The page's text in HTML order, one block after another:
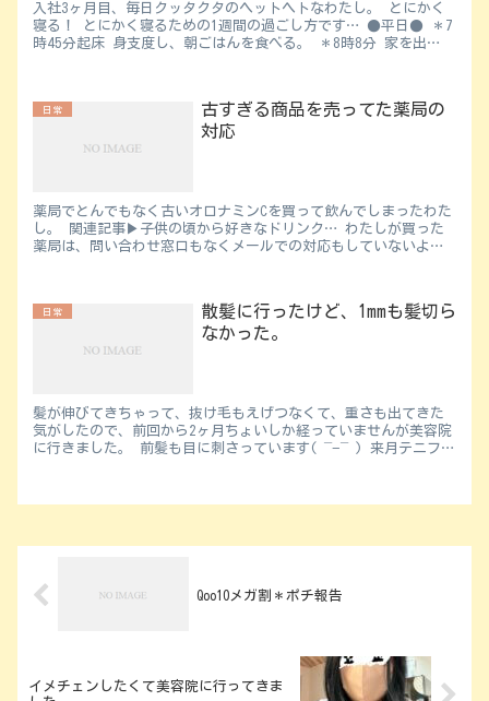
入社3ヶ月目、毎日クッタクタのヘットヘトなわたし。 とにかく
寝る！ とにかく寝るための1週間の過ごし方です… ●平日● ＊7
時45分起床 身支度し、朝ごはんを食べる。 ＊8時8分 家を出
日常
古すぎる商品を売ってた薬局の
対応
薬局でとんでもなく古いオロナミンCを買って飲んでしまったわた
し。 関連記事▶︎子供の頃から好きなドリンク… わたしが買った
薬局は、問い合わせ窓口もなくメールでの対応もしていないよう
日常
散髪に行ったけど、1mmも髪切ら
なかった。
髪が伸びてきちゃって、抜け毛もえげつなくて、重さも出てきた
気がしたので、前回から2ヶ月ちょいしか経っていませんが美容院
に行きました。 前髪も目に刺さっています( ¯−¯ ) 来月テニフェ
Qoo10メガ割＊ポチ報告
イメチェンしたくて美容院に行ってきま